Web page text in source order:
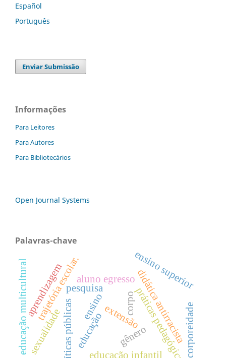
Español
Português
Enviar Submissão
Informações
Para Leitores
Para Autores
Para Bibliotecários
Open Journal Systems
Palavras-chave
educação
corpo
ensino
pesquisa
extensãopráticas pedagógicas
didática antirracista
educação infantil
políticas públicas
trajetória escolar. ensino superior
aluno egresso
gênero
sexualidade corporeidade
aprendizagem
educação multicultural